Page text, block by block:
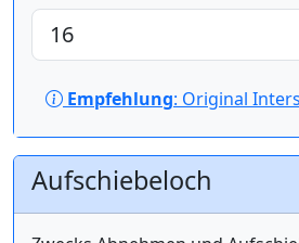
Empfehlung: Original
Aufschiebeloch